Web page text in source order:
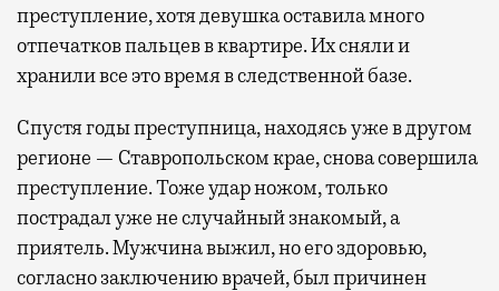
преступление, хотя девушка оставила много
отпечатков пальцев в квартире. Их сняли и
хранили все это время в следственной базе.
Спустя годы преступница, находясь уже в другом
регионе — Ставропольском крае, снова совершила
преступление. Тоже удар ножом, только
пострадал уже не случайный знакомый, а
приятель. Мужчина выжил, но его здоровью,
согласно заключению врачей, был причинен